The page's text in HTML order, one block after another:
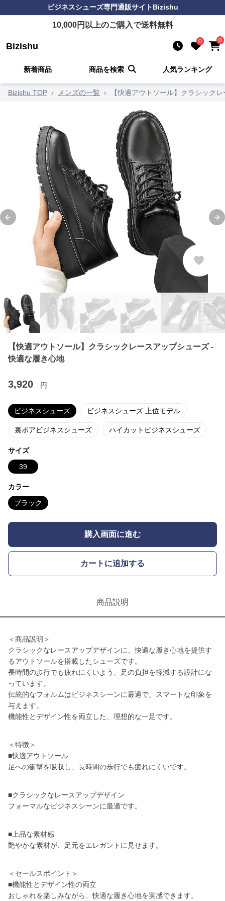
ビジネスシューズ専門通販サイトBizishu
10,000円以上のご購入で送料無料
Bizishu 0 0
新着商品 商品を検索 人気ランキング
Bizishu TOP › メンズの一覧 › 【快適アウトソール】クラシック
Previous slide
【快適アウトソール】クラシックレースアップシューズ -
快適な履き心地
3,920 円
ビジネスシューズ ビジネスシューズ 上位モデル
裏ボアビジネスシューズ ハイカットビジネスシューズ
サイズ
39
カラー
ブラック
購入画面に進む
カートに追加する
商品説明
＜商品説明＞
クラシックなレースアップデザインに、快適な履き心地を提供す
るアウトソールを搭載したシューズです。
長時間の歩行でも疲れにくいよう、足の負担を軽減する設計にな
っています。
伝統的なフォルムはビジネスシーンに最適で、スマートな印象を
与えます。
機能性とデザイン性を両立した、理想的な一足です。
＜特徴＞
■快適アウトソール
足への衝撃を吸収し、長時間の歩行でも疲れにくいです。
■クラシックなレースアップデザイン
フォーマルなビジネスシーンに最適です。
■上品な素材感
艶やかな素材が、足元をエレガントに見せます。
＜セールスポイント＞
■機能性とデザイン性の両立
おしゃれを楽しみながら、快適な履き心地を実感できます。